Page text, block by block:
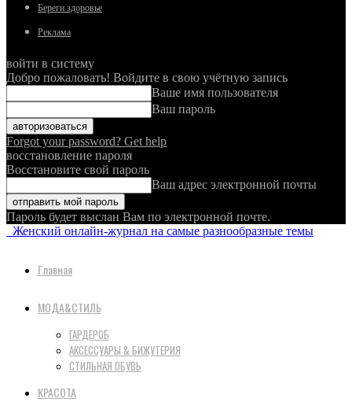
Береги здоровье
Реклама
войти в систему
Добро пожаловать! Войдите в свою учётную запись
Ваше имя пользователя
Ваш пароль
Forgot your password? Get help
восстановление пароля
Восстановите свой пароль
Ваш адрес электронной почты
Пароль будет выслан Вам по электронной почте.
Женский онлайн-журнал на самые разнообразные темы
Главная
МОДА&СТИЛЬ
ГАРДЕРОБ
АКСЕССУАРЫ & БИЖУТЕРИЯ
СТИЛЬНАЯ ОБУВЬ
КРАСОТА